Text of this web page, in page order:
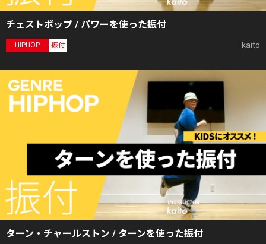
チェストポップ / パワーを使った振付
HIPHOP 振付 kaito
ターン・チャールストン / ターンを使った振付